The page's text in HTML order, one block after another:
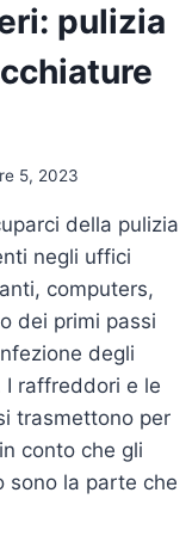
pulizia
5, 2023
della pulizia
negli uffici
computers,
dei primi passi
degli
I raffreddori e le
trasmettono per
conto che gli
sono la parte che